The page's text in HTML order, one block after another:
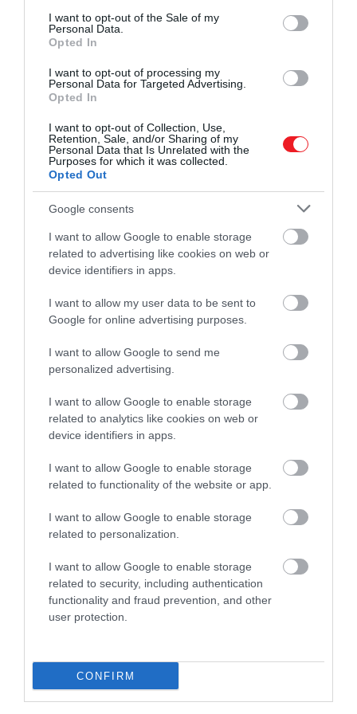
consent section.
I want to opt-out of the Sale of my
Personal Data.
Opted In
I want to opt-out of processing my
Personal Data for Targeted Advertising.
Opted In
I want to opt-out of Collection, Use,
Retention, Sale, and/or Sharing of my
Personal Data that Is Unrelated with the
Purposes for which it was collected.
Opted Out
Google consents
I want to allow Google to enable storage
related to advertising like cookies on web or
device identifiers in apps.
I want to allow my user data to be sent to
Google for online advertising purposes.
I want to allow Google to send me
personalized advertising.
I want to allow Google to enable storage
related to analytics like cookies on web or
device identifiers in apps.
I want to allow Google to enable storage
related to functionality of the website or app.
I want to allow Google to enable storage
related to personalization.
I want to allow Google to enable storage
related to security, including authentication
functionality and fraud prevention, and other
user protection.
CONFIRM
Egy másik egyenesen Vilmos herceghez fordult:
Sarolta gyönyörű, látom
benne anyukádat, Diánát,
gyönyörű!
De a hétéves kislányt nem csak Diánához
hasonlították. A rajongók gyorsan rámutattak a
Katalin hercegnére való hasonlóságára is. Nem ez az
első alkalom, hogy a rajongók felhívják a figyelmet a
hasonlóságra, hiszen a kislányt már korábban is
látták, amint az anyukája gesztusait másolja.
Egy rajongó megosztotta elemzését, a focis videó
alatt kommentálva:
Sarolta hercegnő = Diána
hercegné kinézete + Katalin
sajátosságai.
jelentőséggel bír majd, hogy gyermekei egyre
többet mutatnak édesanyja vonásaiból. Köztudott
tény, hogy rendszeresen beszél nekik Diánáról. Így
Forrás:Marie Claire UK